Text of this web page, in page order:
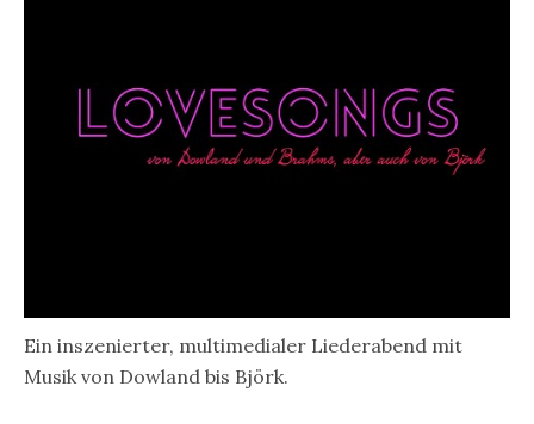
Ein inszenierter, multimedialer Liederabend mit
Musik von Dowland bis Björk.